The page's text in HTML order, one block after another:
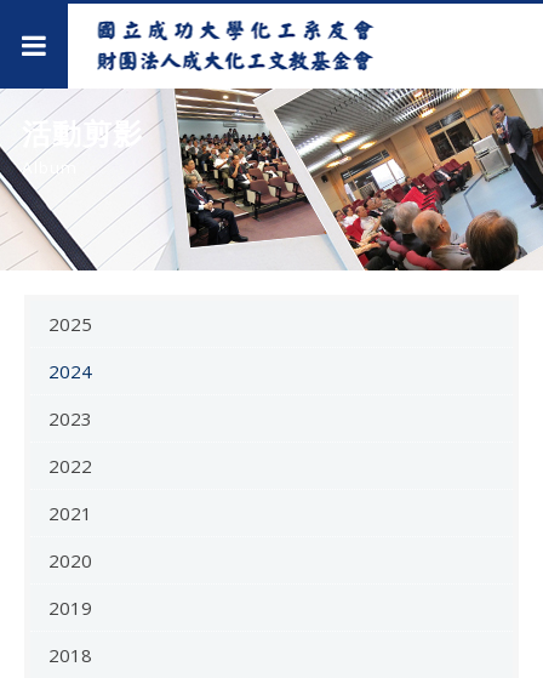
活動剪影
Album
2025
2024
2023
2022
2021
2020
2019
2018